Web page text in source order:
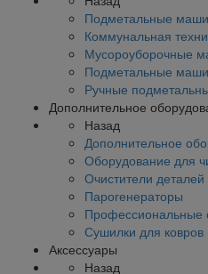
Подметальные
Коммунальная
Мусороуборочные
Подметальные
Ручные
Дополнительное
Назад
Дополнительное
Оборудование для
Очистители деталей
Парогенераторы
Профессиональные
Сушилки для ковров
Аксессуары
Назад